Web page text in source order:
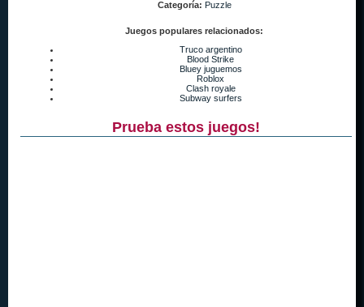
Categoría: Puzzle
Juegos populares relacionados:
Truco argentino
Blood Strike
Bluey juguemos
Roblox
Clash royale
Subway surfers
Prueba estos juegos!